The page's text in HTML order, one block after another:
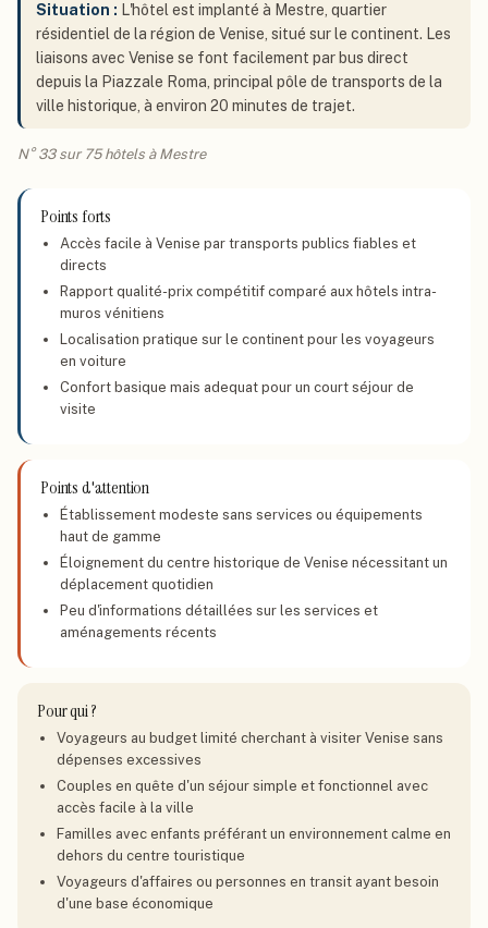
Situation : L'hôtel est implanté à Mestre, quartier
résidentiel de la région de Venise, situé sur le continent. Les
liaisons avec Venise se font facilement par bus direct
depuis la Piazzale Roma, principal pôle de transports de la
ville historique, à environ 20 minutes de trajet.
N° 33 sur 75 hôtels à Mestre
Points forts
Accès facile à Venise par transports publics fiables et
directs
Rapport qualité-prix compétitif comparé aux hôtels intra-
muros vénitiens
Localisation pratique sur le continent pour les voyageurs
en voiture
Confort basique mais adequat pour un court séjour de
visite
Points d'attention
Établissement modeste sans services ou équipements
haut de gamme
Éloignement du centre historique de Venise nécessitant un
déplacement quotidien
Peu d'informations détaillées sur les services et
aménagements récents
Pour qui ?
Voyageurs au budget limité cherchant à visiter Venise sans
dépenses excessives
Couples en quête d'un séjour simple et fonctionnel avec
accès facile à la ville
Familles avec enfants préférant un environnement calme en
dehors du centre touristique
Voyageurs d'affaires ou personnes en transit ayant besoin
d'une base économique